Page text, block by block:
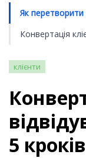
Як перетворити
Конвертація
клієнти
5 кроків